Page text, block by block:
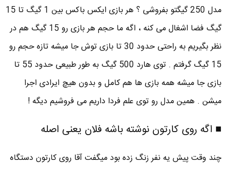
مدل 250 گیگتو بفروشی ؟ هر بازی ایکس باکس بین 1 گیگ تا 15
گیگ فضا اشغال می کنه ، اگه ما حجم هر بازی رو 15 گیگ هم در
نظر بگیریم به راحتی حدود 30 تا بازی توش جا میشه تازه حجم رو
15 گیگ گرفتم . توی هارد 500 گیگ به طور طبیعی حدود 55 تا
بازی جا میشه همه بازی ها هم کامل و بدون هیچ ایرادی اجرا
میشن . همین مدل رو توی علم فردا داریم می فروشیم دیگه !
■ اگه روی کارتون نوشته باشه فلان یعنی اصله
چند وقت پیش یه نفر زنگ زده بود میگفت آقا روی کارتون دستگاه